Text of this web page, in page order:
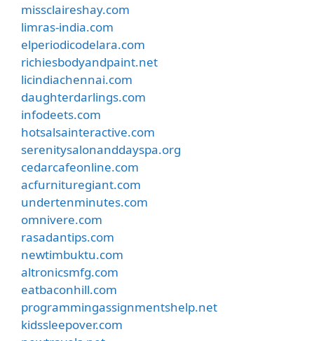
missclaireshay.com
limras-india.com
elperiodicodelara.com
richiesbodyandpaint.net
licindiachennai.com
daughterdarlings.com
infodeets.com
hotsalsainteractive.com
serenitysalonanddayspa.org
cedarcafeonline.com
acfurnituregiant.com
undertenminutes.com
omnivere.com
rasadantips.com
newtimbuktu.com
altronicsmfg.com
eatbaconhill.com
programmingassignmentshelp.net
kidssleepover.com